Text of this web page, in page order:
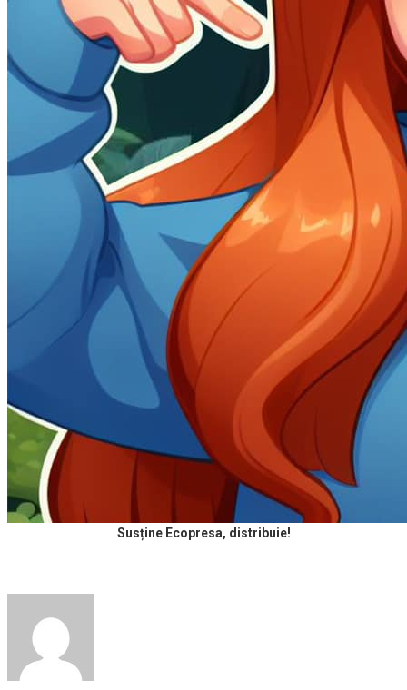
Susține Ecopresa, distribuie!